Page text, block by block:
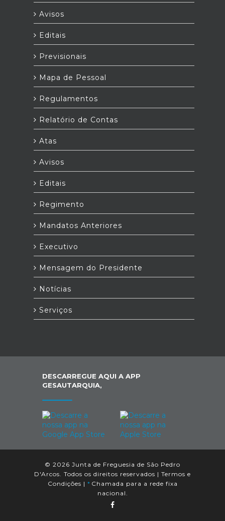
Avisos
Editais
Previsionais
Mapa de Pessoal
Regulamentos
Relatório de Contas
Atas
Avisos
Editais
Regimento
Mandatos Anteriores
Executivo
Mensagem do Presidente
Notícias
Serviços
DESCARREGUE AQUI A APP
GESAUTARQUIA,
© 2026 Junta de Freguesia de São Pedro
D'Arcos. Todos os direitos reservados | Termos e
Condições | * Chamada para a rede fixa
nacional.